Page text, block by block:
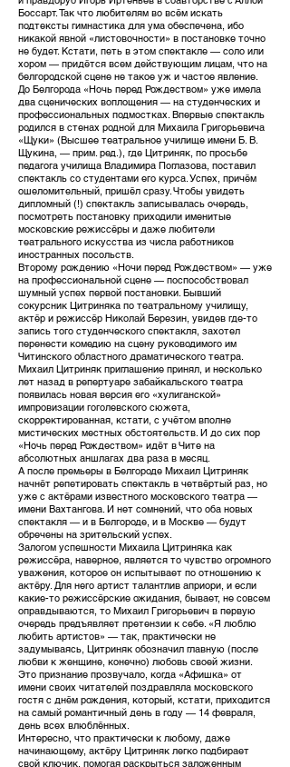
Боссарт. Так что любителям во всём искать
подтексты гимнастика для ума обеспечена, ибо
никакой явной «листовочности» в постановке точно
не будет. Кстати, петь в этом спектакле — соло или
хором — придётся всем действующим лицам, что на
белгородской сцене не такое уж и частое явление.
До Белгорода «Ночь перед Рождеством» уже имела
два сценических воплощения — на студенческих и
профессиональных подмостках. Впервые спектакль
родился в стенах родной для Михаила Григорьевича
«Щуки» (Высшее театральное училище имени Б. В.
Щукина, — прим. ред.), где Цитриняк, по просьбе
педагога училища Владимира Поглазова, поставил
спектакль со студентами его курса. Успех, причём
ошеломительный, пришёл сразу. Чтобы увидеть
дипломный (!) спектакль записывалась очередь,
посмотреть постановку приходили именитые
московские режиссёры и даже любители
театрального искусства из числа работников
иностранных посольств.
Второму рождению «Ночи перед Рождеством» — уже
на профессиональной сцене — поспособствовал
шумный успех первой постановки. Бывший
сокурсник Цитриняка по театральному училищу,
актёр и режиссёр Николай Березин, увидев где-то
запись того студенческого спектакля, захотел
перенести комедию на сцену руководимого им
Читинского областного драматического театра.
Михаил Цитриняк приглашение принял, и несколько
лет назад в репертуаре забайкальского театра
появилась новая версия его «хулиганской»
импровизации гоголевского сюжета,
скорректированная, кстати, с учётом вполне
мистических местных обстоятельств. И до сих пор
«Ночь перед Рождеством» идёт в Чите на
абсолютных аншлагах два раза в месяц.
А после премьеры в Белгороде Михаил Цитриняк
начнёт репетировать спектакль в четвёртый раз, но
уже с актёрами известного московского театра —
имени Вахтангова. И нет сомнений, что оба новых
спектакля — и в Белгороде, и в Москве — будут
обречены на зрительский успех.
Залогом успешности Михаила Цитриняка как
режиссёра, наверное, является то чувство огромного
уважения, которое он испытывает по отношению к
актёру. Для него артист талантлив априори, и если
какие-то режиссёрские ожидания, бывает, не совсем
оправдываются, то Михаил Григорьевич в первую
очередь предъявляет претензии к себе. «Я люблю
любить артистов» — так, практически не
задумываясь, Цитриняк обозначил главную (после
любви к женщине, конечно) любовь своей жизни.
Это признание прозвучало, когда «Афишка» от
имени своих читателей поздравляла московского
гостя с днём рождения, который, кстати, приходится
на самый романтичный день в году — 14 февраля,
день всех влюблённых.
Интересно, что практически к любому, даже
начинающему, актёру Цитриняк легко подбирает
свой ключик, помогая раскрыться заложенным